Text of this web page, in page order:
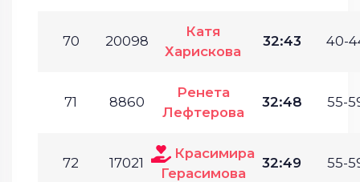
70 20098
Катя
Харискова
32:43 40-
71 8860
Ренета
Лефтерова
32:48 55-
72 17021
Красимира
Герасимова
32:49 55-